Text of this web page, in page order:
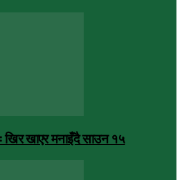
खिर खाएर मनाइँदै साउन १५